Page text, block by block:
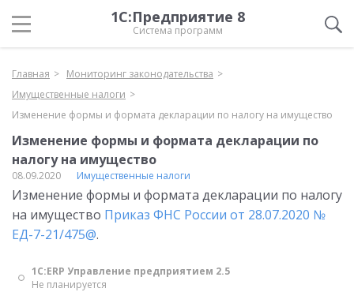
1С:Предприятие 8
Система программ
Главная
Мониторинг законодательства
Имущественные налоги
Изменение формы и формата декларации по налогу на имущество
Изменение формы и формата декларации по
налогу на имущество
08.09.2020 Имущественные налоги
Изменение формы и формата декларации по налогу
на имущество Приказ ФНС России от 28.07.2020 №
ЕД-7-21/475@.
1С:ERP Управление предприятием 2.5
Не планируется